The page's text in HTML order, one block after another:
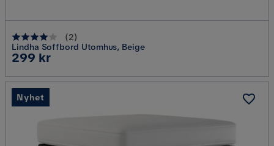
(2)
Lindha Soffbord Utomhus, Beige
Pris
299 kr
Nyhet